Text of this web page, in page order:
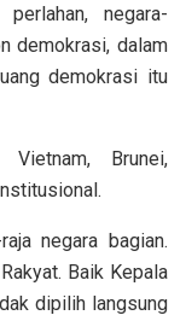
negara-
demokrasi, dalam
demokrasi itu
Brunei,
negara bagian.
Baik Kepala
dipilih langsung